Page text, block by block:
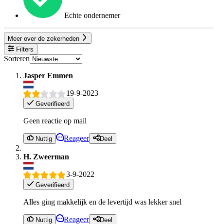
Echte ondernemer
Meer over de zekerheden
Filters
Sorteren
Jasper Emmen
19-9-2023
Geverifieerd
Geen reactie op mail
Nuttig Reageer Deel
H. Zweerman
3-9-2022
Geverifieerd
Alles ging makkelijk en de levertijd was lekker snel
Nuttig Reageer Deel